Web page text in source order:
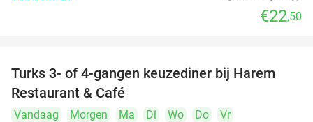
€22,50
45%
Turks 3- of 4-gangen keuzediner bij Harem
Restaurant & Café
Vandaag Morgen Ma Di Wo Do
Vr